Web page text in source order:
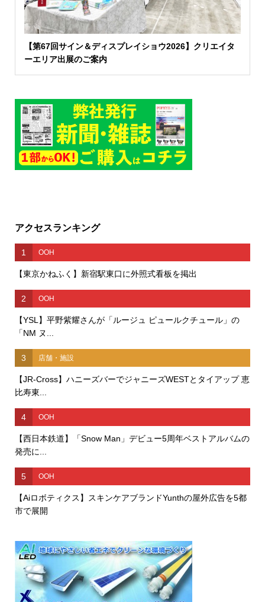
【第67回サイン＆ディスプレイショウ2026】クリエイタ
ーエリア出展のご案内
アクセスランキング
1 OOH
【東京かねふく】新宿駅東口に外照式看板を掲出
2 OOH
【YSL】平野紫耀さんが「ルージュ ピュールクチュール」の
「NM ヌ...
3 店舗・施設
【JR-Cross】ハニーズバーでジャニーズWESTとタイアップ 恵
比寿東...
4 OOH
【西日本鉄道】「Snow Man」デビュー5周年ベストアルバムの
発売に...
5 OOH
【Aiロボティクス】スキンケアブランドYunthの屋外広告を5都
市で展開